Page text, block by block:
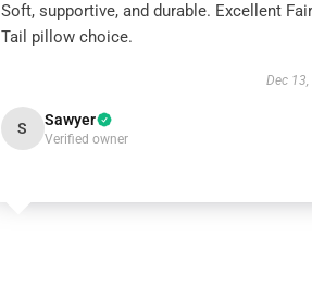
Soft, supportive, and durable. Excellent
Tail pillow choice.
Dec
S Sawyer
Verified owner